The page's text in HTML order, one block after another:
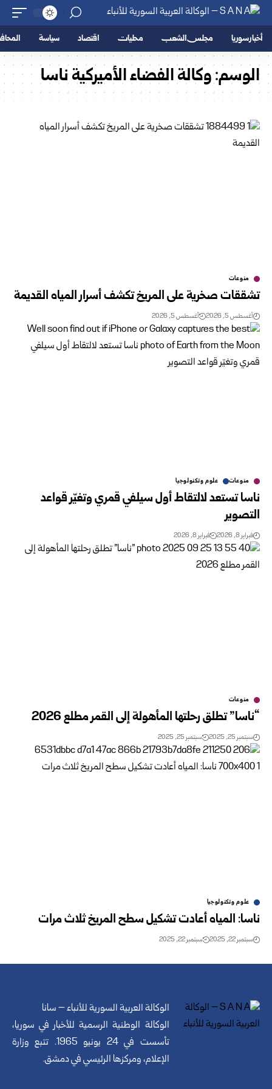
أخبار سوريا مجلس الشعب محليات اقتصاد سياسة
الوسم:وكالة الفضاء الأميركية ناسا
منوعات
تشققات صخرية على المريخ تكشف أسرار المياه القديمة
أغسطس 5, 2026 أغسطس 5, 2026
منوعات علوم وتكنولوجيا
ناسا تستعد لالتقاط أول سيلفي قمري وتغيّر قواعد
التصوير
فبراير 8, 2026 فبراير 8, 2026
منوعات
“ناسا” تطلق رحلتها المأهولة إلى القمر مطلع 2026
سبتمبر 25, 2025 سبتمبر 25, 2025
علوم وتكنولوجيا
ناسا: المياه أعادت تشكيل سطح المريخ ثلاث مرات
سبتمبر 22, 2025 سبتمبر 22, 2025
الوكالة العربية السورية للأنباء – سانا
الوكالة الوطنية الرسمية للأخبار في سوريا،
تأسست في 24 يونيو 1965. تتبع وزارة
الإعلام، ومركزها الرئيسي في دمشق.